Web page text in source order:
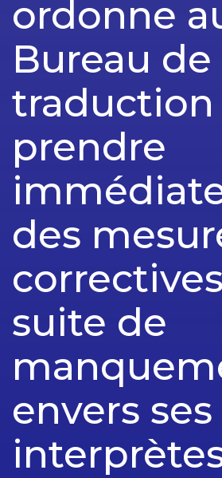
ordonne
Bureau de
traduction
prendre
des
suite de
envers ses